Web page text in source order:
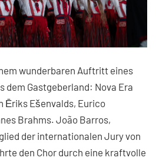
wunderbaren Auftritt eines
dem Gastgeberland: Nova Era
Ēriks Ešenvalds, Eurico
Brahms. João Barros,
der internationalen Jury von
den Chor durch eine kraftvolle